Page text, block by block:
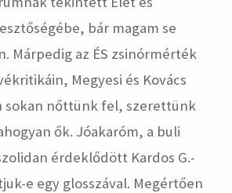
bár magam se
Márpedig az ÉS zsinórmérték
Megyesi és Kovács
sokan nőttünk fel, szerettünk
ők. Jóakaróm, a buli
érdeklődött Kardos G.-
e egy glosszával. Megértően